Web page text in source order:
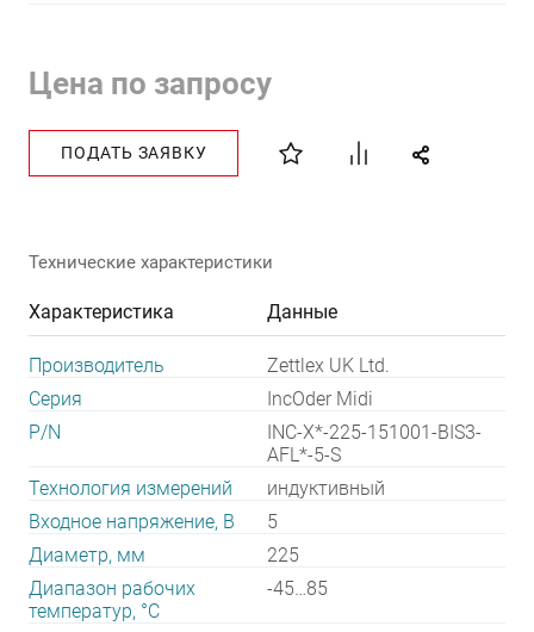
Цена по запросу
ПОДАТЬ ЗАЯВКУ
Технические характеристики
Характеристика Данные
Производитель
Zettlex UK Ltd.
Серия
IncOder Midi
P/N
INC-X*-225-151001-BIS3-
AFL*-5-S
Технология измерений
индуктивный
Входное напряжение, В
5
Диаметр, мм
225
Диапазон рабочих
температур, °С
-45…85